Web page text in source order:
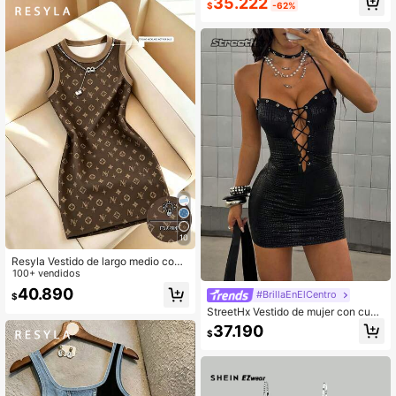
10
Resyla Vestido de largo medio con
estampado floral clásico para mujer
100+ vendidos
$40.890
tética de PU, de moda para mujer
$ -62%
#BrillaEnElCentro
StreetHx Vestido de mujer con cuell
o halter y diseño de abertura
$37.190